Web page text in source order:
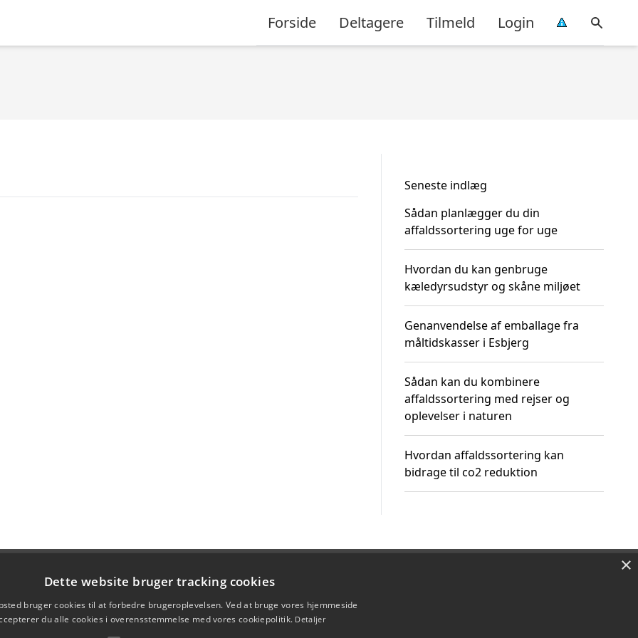
Forside Deltagere Tilmeld Login
Seneste indlæg
Sådan planlægger du din
affaldssortering uge for uge
Hvordan du kan genbruge
kæledyrsudstyr og skåne miljøet
Genanvendelse af emballage fra
måltidskasser i Esbjerg
Sådan kan du kombinere
affaldssortering med rejser og
oplevelser i naturen
Hvordan affaldssortering kan
bidrage til co2 reduktion
×
Dette website bruger tracking cookies
bruger cookies til at forbedre brugeroplevelsen. Ved at bruge vores hjemmeside
du alle cookies i overensstemmelse med vores cookiepolitik. Detaljer